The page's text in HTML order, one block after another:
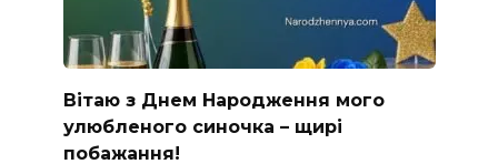
Вітаю з Днем Народження мого
улюбленого синочка – щирі
побажання!